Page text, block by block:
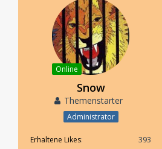
Online
Snow
Themenstarter
Administrator
Erhaltene Likes
393